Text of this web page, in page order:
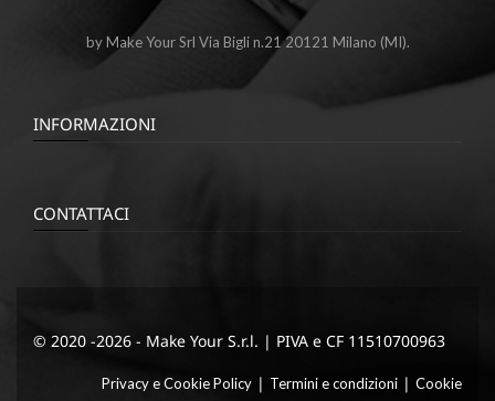
by Make Your Srl Via Bigli n.21 20121 Milano (MI).
INFORMAZIONI
CONTATTACI
© 2020 -2026 - Make Your S.r.l. | PIVA e CF 11510700963
Privacy e Cookie Policy | Termini e condizioni | Cookie